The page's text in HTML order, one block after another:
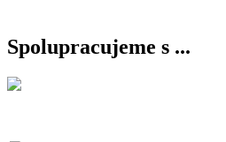
Spolupracujeme s ...